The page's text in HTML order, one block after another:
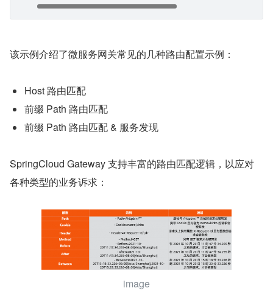
该示例介绍了微服务网关常见的几种路由配置示例：
Host 路由匹配
前缀 Path 路由匹配
前缀 Path 路由匹配 & 服务发现
SpringCloud Gateway 支持丰富的路由匹配逻辑，以应对
各种类型的业务诉求：
image